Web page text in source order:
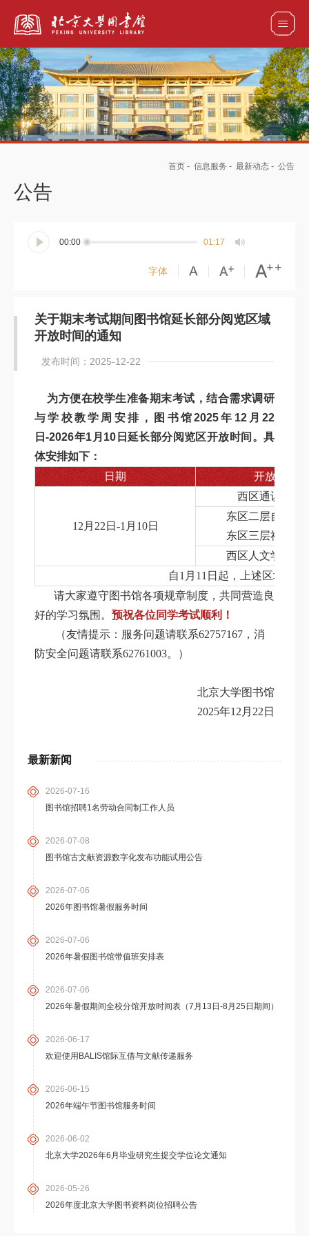
全部资源
首页 - 信息服务 - 最新动态 - 公告
公告
最新新闻
2026-07-16
图书馆招聘1名劳动合同制工作人员
2026-07-08
图书馆古文献资源数字化发布功能试用公告
2026-07-06
2026年图书馆暑假服务时间
2026-07-06
2026年暑假图书馆带值班安排表
2026-07-06
2026年暑假期间全校分馆开放时间表（7月13日-8月25日期间）
2026-06-17
欢迎使用BALIS馆际互借与文献传递服务
2026-06-15
2026年端午节图书馆服务时间
2026-06-02
北京大学2026年6月毕业研究生提交学位论文通知
2026-05-26
2026年度北京大学图书资料岗位招聘公告
00:00 01:17
字体
关于期末考试期间图书馆延长部分阅览区域
开放时间的通知
发布时间：2025-12-22
为方便在校学生准备期末考试，结合需求调研
与学校教学周安排，图书馆2025年12月22
日-2026年1月10日延长部分阅览区开放时间。具
体安排如下：
日期
开放区域
12 月22日-1月10日
西区通识参阅
东区二层自然科
东区三层社会科
西区人文学科阅
自1月11日起，上述区域恢
请大家遵守图书馆各项规章制度，共同营造良
好的学习氛围。 预祝各位同学考试顺利！
（友情提示：服务问题请联系62757167，消
防安全问题请联系62761003。）
北京大学图书馆
2025年12月22日